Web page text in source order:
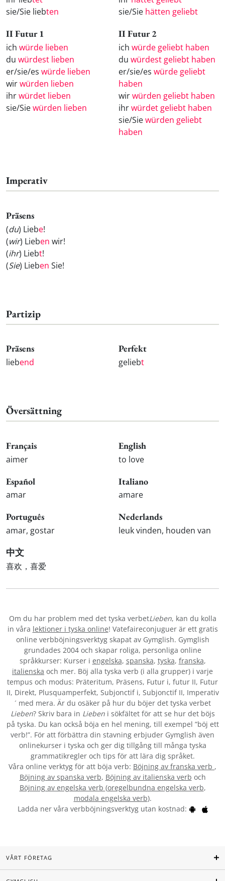
sie/Sie liebten
sie/Sie hätten geliebt
II Futur 1
ich würde lieben
du würdest lieben
er/sie/es würde lieben
wirwürden lieben
ihrwürdet lieben
sie/Siewürden lieben
II Futur 2
ich würde geliebt haben
du würdest geliebt haben
er/sie/es würde geliebt
haben
wirwürden geliebt haben
ihrwürdet geliebt haben
sie/Siewürden geliebt
haben
Imperativ
Präsens
(du) Liebe!
(wir) Lieben wir!
(ihr) Liebt!
(Sie) Lieben Sie!
Partizip
Präsens
liebend
Perfekt
geliebt
Översättning
Français
aimer
English
to love
Español
amar
Italiano
amare
Português
amar, gostar
Nederlands
leuk vinden, houden van
中文
喜欢，喜爱
Om du har problem med det tyska verbetLieben, kan du kolla
in våra lektioner i tyska online! Vatefaireconjuguer är ett gratis
online verbböjningsverktyg skapat av Gymglish. Gymglish
grundades 2004 och skapar roliga, personliga online
språkkurser: Kurser i engelska, spanska, tyska, franska,
italienska och mer. Böj alla tyska verb (i alla grupper) i varje
tempus och modus: Präteritum, Präsens, Futur i, futur II, Futur
II, Direkt, Plusquamperfekt, Subjonctif i, Subjonctif II, Imperativ
´ med mera. Är du osäker på hur du böjer det tyska verbet
Lieben? Skriv bara in Liebeni sökfältet för att se hur det böjs
på tyska. Du kan också böja en hel mening, till exempel ”böj ett
verb!”. För att förbättra din stavning erbjuder Gymglish även
onlinekurser i tyska och ger dig tillgång till många tyska
grammatikregler och tips för att lära dig språket.
Våra online verktyg för att böja verb: Böjning av franska verb ,
Böjning av spanska verb, Böjning av italienska verb och
Böjning av engelska verb (oregelbundna engelska verb,
modala engelska verb).
Ladda ner våra verbböjningsverktyg utan kostnad:
VÅRT FÖRETAG